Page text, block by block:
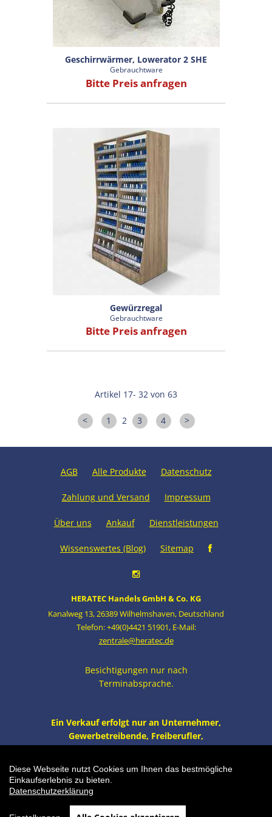
Geschirrwärmer, Lowerator 2 SHE
Gebrauchtware
Bitte Preis anfragen
Gewürzregal
Gebrauchtware
Bitte Preis anfragen
Artikel 17- 32 von 63
< 1 2 3 4 >
AGB Alle Produkte Datenschutz
Zahlung und Versand Impressum
Über uns Ankauf Dienstleistungen
Wissenswertes (Blog) Sitemap
HERATEC Handels GmbH & Co. KG
Kanalweg 13,26389 Wilhelmshaven, Deutschland
Telefon: +49(0)4421 51901, E-Mail:
zentrale@heratec.de
Besichtigungen nur nach
Terminabsprache.
Ein Verkauf erfolgt nur an Unternehmer,
Gewerbetreibende, Freiberufler,
zzgl. MwSt. und Versand.
Bearbeiten
Diese Webseite nutzt Cookies um Ihnen das bestmögliche
Einkaufserlebnis zu bieten.
Datenschutzerklärung